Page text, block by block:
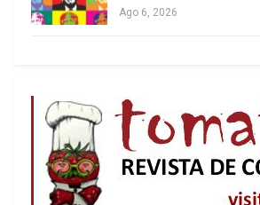
Constitución y las leyes vigentes,
había sido desechado por el
su riesgo territorial. «Seguimos
soberanía a Estados Unidos,
Gran Bretaña», fustigó el
Fuego, Gustavo Melella.
Ago 6, 2026